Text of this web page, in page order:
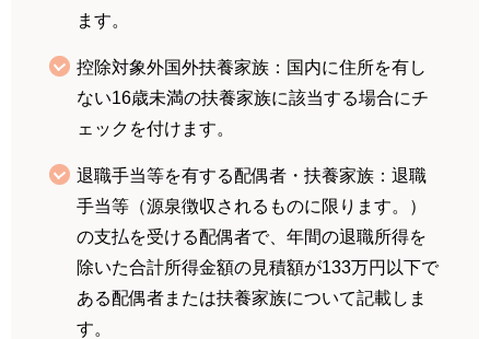
ます。
控除対象外国外扶養家族：国内に住所を有し
ない16歳未満の扶養家族に該当する場合にチ
ェックを付けます。
退職手当等を有する配偶者・扶養家族：退職
手当等（源泉徴収されるものに限ります。）
の支払を受ける配偶者で、年間の退職所得を
除いた合計所得金額の見積額が133万円以下で
ある配偶者または扶養家族について記載しま
す。